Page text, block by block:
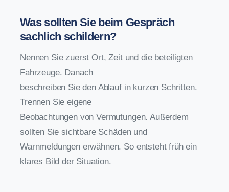
Was sollten Sie beim Gespräch
sachlich schildern?
Nennen Sie zuerst Ort, Zeit und die beteiligten
Fahrzeuge. Danach
beschreiben Sie den Ablauf in kurzen Schritten.
Trennen Sie eigene
Beobachtungen von Vermutungen. Außerdem
sollten Sie sichtbare Schäden und
Warnmeldungen erwähnen. So entsteht früh ein
klares Bild der Situation.